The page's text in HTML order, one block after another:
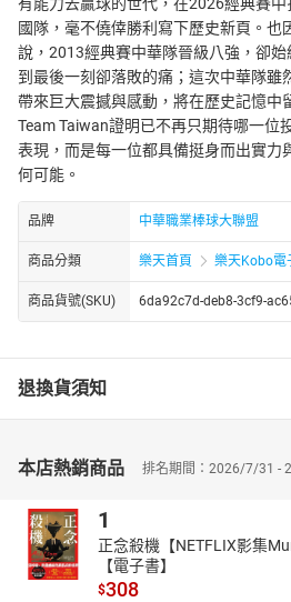
國隊，毫不僥倖勝利寫下歷史新頁。也
說，2013經典賽中華隊晉級八強，卻
到最後一刻卻落敗的痛；這次中華隊雖
帶來巨大震撼與感動，將在歷史記憶中
Team Taiwan證明已不再只期待哪一位
表現，而是每一位都具備挺身而出實力
何可能。
品牌 中華職業棒球大聯盟
商品分類 樂天首頁 樂天Kobo電
商品貨號(SKU) 6da92c7d-deb8-3cf9-
退換貨須知
本店熱銷商品 排名期間：2026/7/31 -
1
正念殺機【NETFLIX影集
【電子書】
$308